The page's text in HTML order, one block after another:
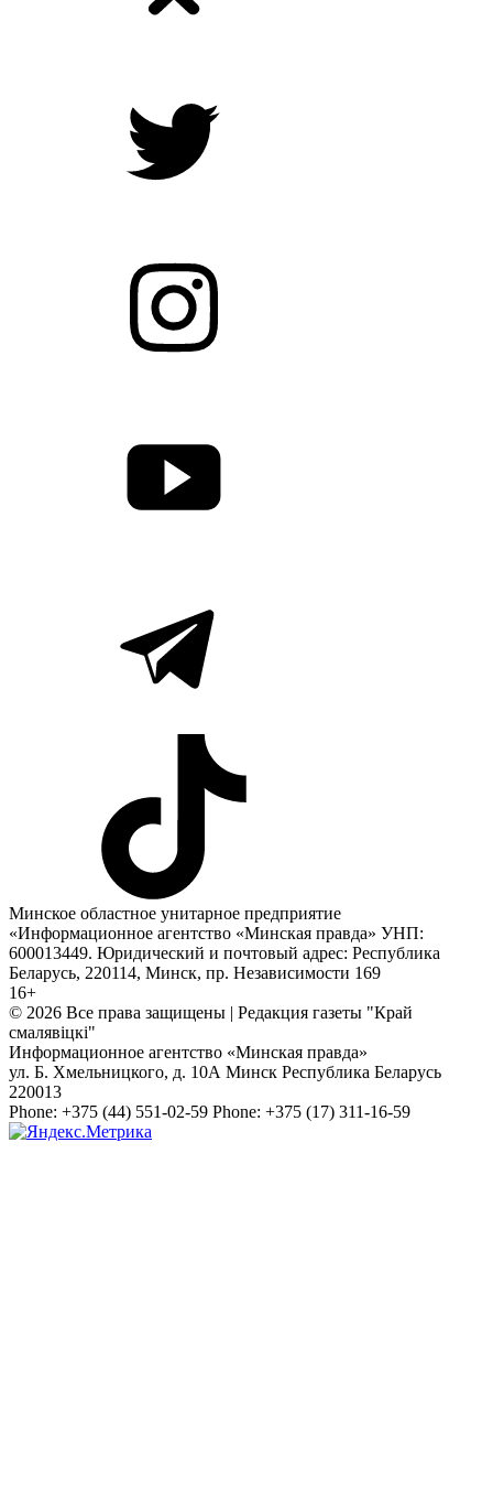
Минское областное унитарное предприятие
«Информационное агентство «Минская правда» УНП:
600013449. Юридический и почтовый адрес: Республика
Беларусь, 220114, Минск, пр. Независимости 169
16+
© 2026 Все права защищены | Редакция газеты "Край
смалявiцкi"
Информационное агентство «Минская правда»
ул. Б. Хмельницкого, д. 10А Минск Республика Беларусь
220013
Phone: +375 (44) 551-02-59 Phone: +375 (17) 311-16-59